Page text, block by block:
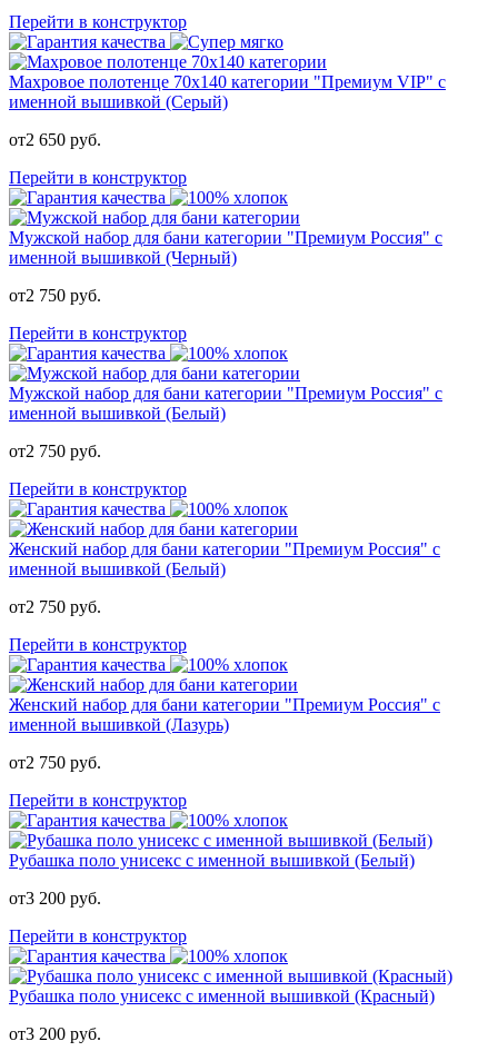
Перейти в конструктор
Махровое полотенце 70х140 категории "Премиум VIP" с
именной вышивкой (Серый)
от2 650 руб.
Перейти в конструктор
Мужской набор для бани категории "Премиум Россия" с
именной вышивкой (Черный)
от2 750 руб.
Перейти в конструктор
Мужской набор для бани категории "Премиум Россия" с
именной вышивкой (Белый)
от2 750 руб.
Перейти в конструктор
Женский набор для бани категории "Премиум Россия" с
именной вышивкой (Белый)
от2 750 руб.
Перейти в конструктор
Женский набор для бани категории "Премиум Россия" с
именной вышивкой (Лазурь)
от2 750 руб.
Перейти в конструктор
Рубашка поло унисекс с именной вышивкой (Белый)
от3 200 руб.
Перейти в конструктор
Рубашка поло унисекс с именной вышивкой (Красный)
от3 200 руб.